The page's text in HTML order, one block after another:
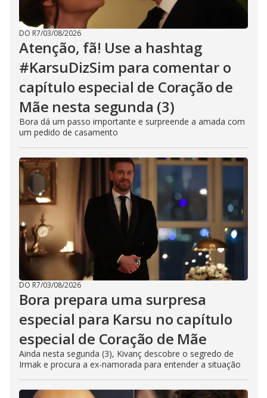
DO R7/03/08/2026
Atenção, fã! Use a hashtag
#KarsuDizSim para comentar o
capítulo especial de Coração de
Mãe nesta segunda (3)
Bora dá um passo importante e surpreende a amada com
um pedido de casamento
DO R7/03/08/2026
Bora prepara uma surpresa
especial para Karsu no capítulo
especial de Coração de Mãe
Ainda nesta segunda (3), Kivanç descobre o segredo de
Irmak e procura a ex-namorada para entender a situação